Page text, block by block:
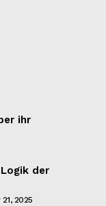
ihr
Logik der
2025